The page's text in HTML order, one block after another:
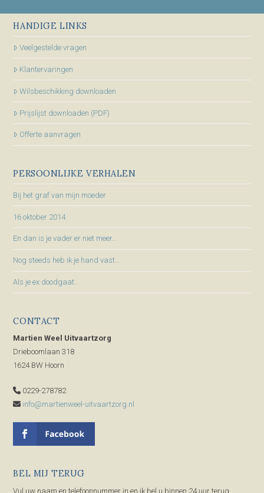
HANDIGE LINKS
Veelgestelde vragen
Klantervaringen
Wilsbeschikking downloaden
Prijslijst downloaden (PDF)
Offerte aanvragen
PERSOONLIJKE VERHALEN
Bij het graf van mijn moeder
16 oktober 2014
En dan is je vader er niet meer…
Nog steeds heb ik je hand vast…
Als je ex doodgaat…
CONTACT
Martien Weel Uitvaartzorg
Drieboomlaan 318
1624 BW Hoorn
0229-278782
info@martienweel-uitvaartzorg.nl
BEL MIJ TERUG
Vul uw naam en telefoonnummer in en ik bel u binnen 24 uur terug.